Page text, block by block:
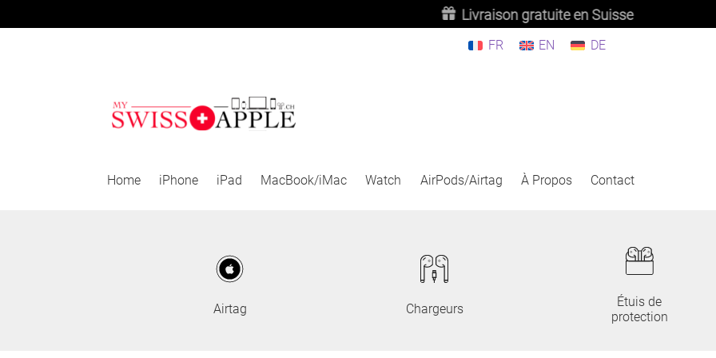
Livraison gratuite en Suisse
FR EN DE
Aller
à
Aller
au
Home iPhone iPad MacBook/iMac Watch AirPods/Airtag À Propos Contact
Airtag Chargeurs
Étuis de
protection